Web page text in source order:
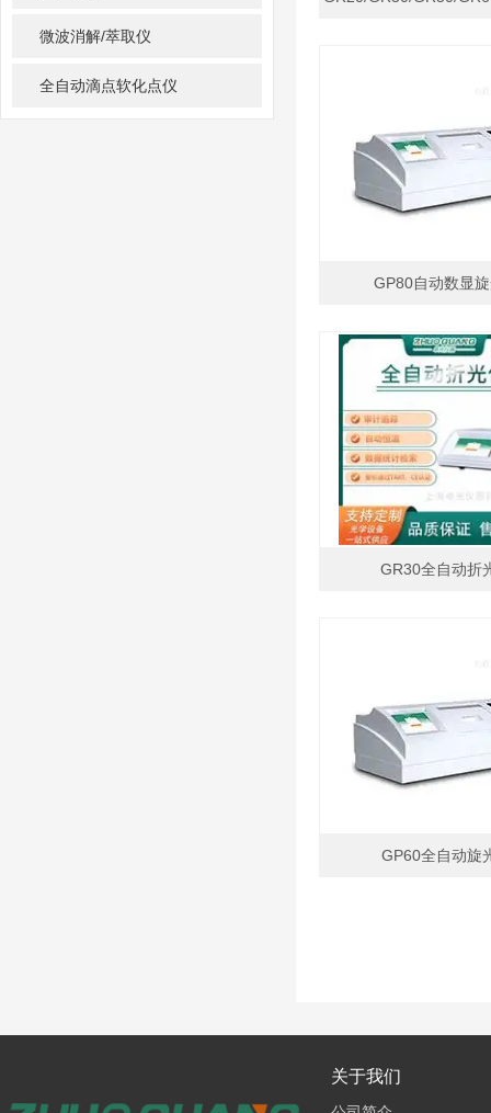
微波消解/萃取仪
全自动滴点软化点仪
GP80自动数显
GR30全自动折
GP60全自动旋
关于我们